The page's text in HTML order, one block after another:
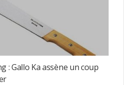
: Gallo Ka assène un coup